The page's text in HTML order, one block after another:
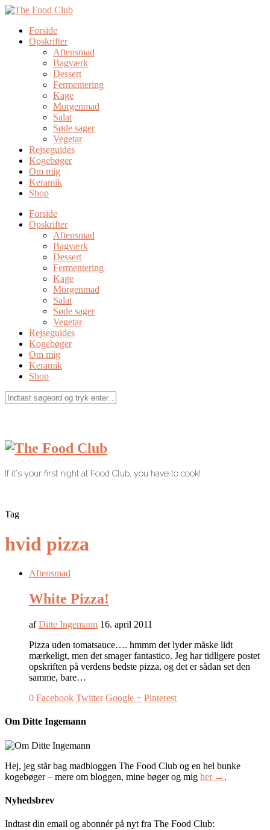
Forside
Opskrifter
Aftensmad
Bagværk
Dessert
Fermentering
Kage
Morgenmad
Salat
Søde sager
Vegetar
Rejseguides
Kogebøger
Om mig
Keramik
Shop
Forside
Opskrifter
Aftensmad
Bagværk
Dessert
Fermentering
Kage
Morgenmad
Salat
Søde sager
Vegetar
Rejseguides
Kogebøger
Om mig
Keramik
Shop
If it's your first night at Food Club, you have to cook!
Tag
hvid pizza
Aftensmad
White Pizza!
afDitte Ingemann 16. april 2011
Pizza uden tomatsauce…. hmmm det lyder måske lidt
mærkeligt, men det smager fantastico. Jeg har tidligere postet
opskriften på verdens bedste pizza, og det er sådan set den
samme, bare…
0 Facebook Twitter Google + Pinterest
Om Ditte Ingemann
Hej, jeg står bag madbloggen The Food Club og en hel bunke
kogebøger – mere om bloggen, mine bøger og mig her → .
Nyhedsbrev
Indtast din email og abonnér på nyt fra The Food Club: